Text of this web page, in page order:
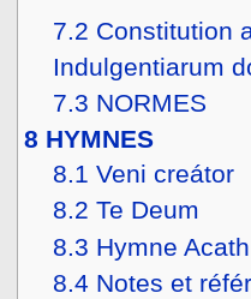
7.2 Constitution
Indulgentiarum
7.3 NORMES
8 HYMNES
8.1 Veni creátor
8.2 Te Deum
8.3 Hymne
8.4 Notes et